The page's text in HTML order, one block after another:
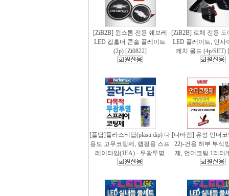
[ZiB2B] 윈스톰 전용 쉐보레
LED 컵홀더 콘솔 플레이트
(2p) [Zi0822]
[ZiB2B] 로체 전용 도
LED 플레이트, 인사
캐치 몰드 (4p/SET)
[플딥]플라스티딥(plasti dip) 다
용도 고무코팅제, 랩핑용 스프
레이타입(1EA) - 무광투명
[나바켐] 유성 언더
22)-건용 하부 부식
제, 언더코팅 1리터/